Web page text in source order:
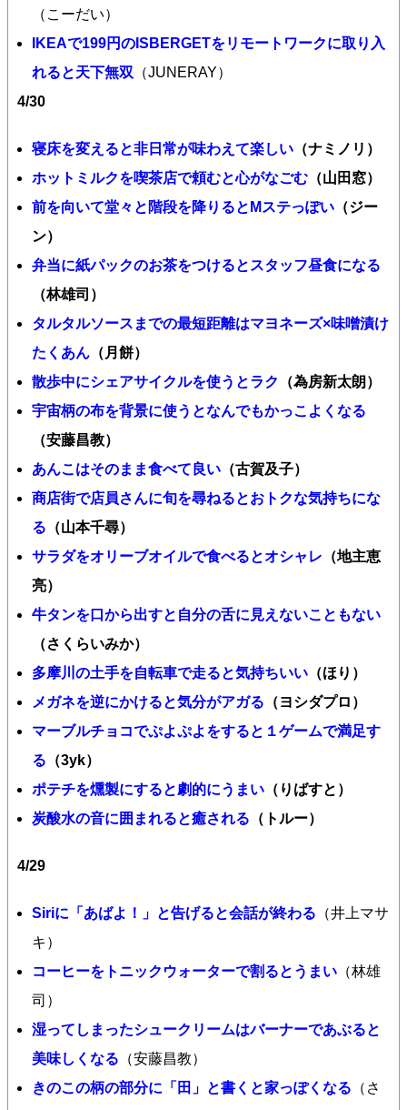
（こーだい）
IKEAで199円のISBERGETをリモートワークに取り入
れると天下無双 （JUNERAY）
4/30
寝床を変えると非日常が味わえて楽しい （ナミノリ）
ホットミルクを喫茶店で頼むと心がなごむ （山田窓）
前を向いて堂々と階段を降りるとMステっぽい （ジー
ン）
弁当に紙パックのお茶をつけるとスタッフ昼食になる
（林雄司）
タルタルソースまでの最短距離はマヨネーズ×味噌漬け
たくあん （月餅）
散歩中にシェアサイクルを使うとラク
（為房新太朗）
宇宙柄の布を背景に使うとなんでもかっこよくなる
（安藤昌教）
あんこはそのまま食べて良い （古賀及子）
商店街で店員さんに旬を尋ねるとおトクな気持ちにな
る （山本千尋）
サラダをオリーブオイルで食べるとオシャレ （地主恵
亮）
牛タンを口から出すと自分の舌に見えないこともない
（さくらいみか）
多摩川の土手を自転車で走ると気持ちいい （ほり）
メガネを逆にかけると気分がアガる （ヨシダプロ）
マーブルチョコでぷよぷよをすると１ゲームで満足す
る （3yk）
ポテチを燻製にすると劇的にうまい （りばすと）
炭酸水の音に囲まれると癒される （トルー）
4/29
Siriに「あばよ！」と告げると会話が終わる （井上マサ
キ）
コーヒーをトニックウォーターで割るとうまい （林雄
司）
湿ってしまったシュークリームはバーナーであぶると
美味しくなる （安藤昌教）
きのこの柄の部分に「田」と書くと家っぽくなる （さ